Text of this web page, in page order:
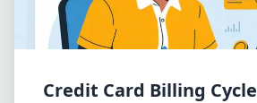
Credit Card Billing Cycle